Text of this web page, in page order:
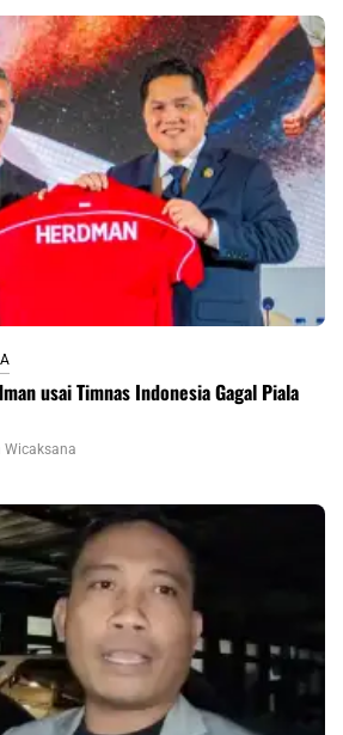
usai Timnas Indonesia Gagal Piala
Wicaksana